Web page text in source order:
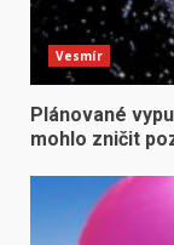
Vesmír
Plánované
mohlo zničit